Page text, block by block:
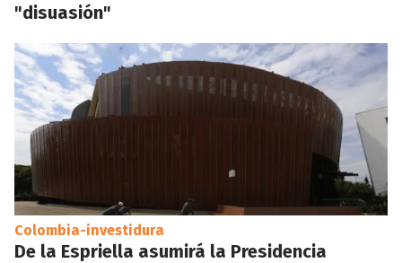
"disuasión"
Colombia-investidura
De la Espriella asumirá la Presidencia